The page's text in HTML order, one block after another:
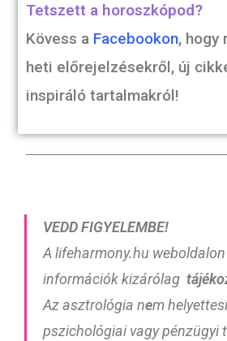
Tetszett a horoszkópod?
Kövess a Facebookon, hogy
heti előrejelzésekről, új
inspiráló tartalmakról!
VEDD FIGYELEMBE!
A lifeharmony.hu
információk kizárólag
Az asztrológia nem
pszichológiai vagy pénzügyi